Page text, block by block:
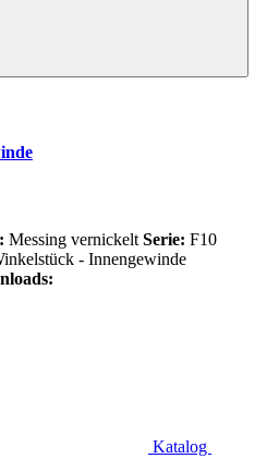
Messing vernickelt Serie: F10
- Innengewinde
Katalog